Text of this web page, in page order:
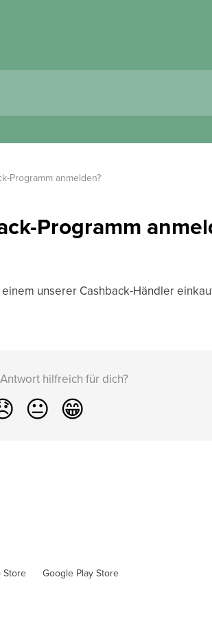
Programm anmelden?
Programm
unserer Cashback-Händler
hilfreich für dich?
😐 😁
Store Google Play Store